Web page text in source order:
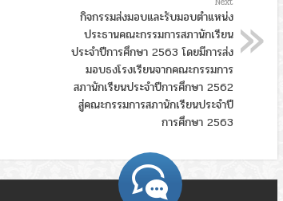
กิจกรรมส่งมอบและรับมอบตำแหน่ง
ประธานคณะกรรมการสภานักเรียน
ประจำปีการศึกษา 2563 โดยมีการส่ง
มอบธงโรงเรียนจากคณะกรรมการ
สภานักเรียนประจำปีการศึกษา 2562
สู่คณะกรรมการสภานักเรียนประจำปี
การศึกษา 2563